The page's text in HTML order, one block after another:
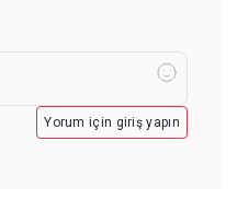
Yorum için giriş yapın